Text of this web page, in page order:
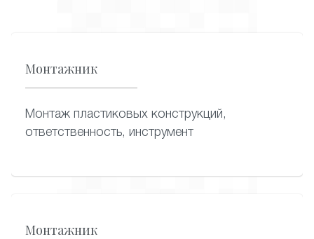
Монтажник
Монтаж пластиковых конструкций,
ответственность, инструмент
Монтажник